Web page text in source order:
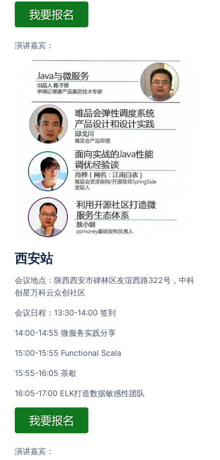
演讲嘉宾：
西安站
会议地点：陕西西安市碑林区友谊西路322号，中科
创星万科云众创社区
会议日程：13:30-14:00 签到
14:00-14:55 微服务实践分享
15:00-15:55 Functional Scala
15:55-16:05 茶歇
16:05-17:00 ELK打造数据敏感性团队
演讲嘉宾：